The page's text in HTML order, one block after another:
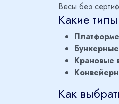
Весы без
Какие
Крановые
Как